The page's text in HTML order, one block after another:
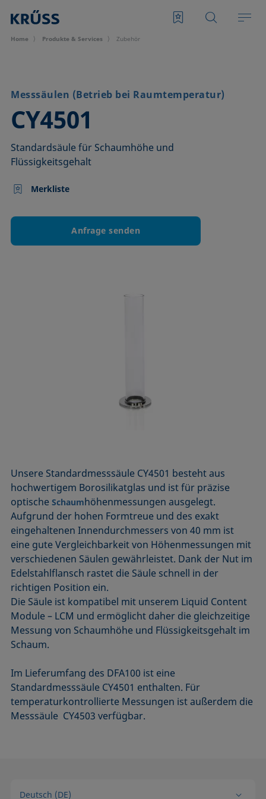
Home Produkte & Services Zubehör
Messsäulen (Betrieb bei Raumtemperatur)
CY4501
–
Standardsäule für Schaumhöhe und
Flüssigkeitsgehalt
Merkliste
Anfrage senden
Unsere Standardmesssäule CY4501 besteht aus
hochwertigem Borosilikatglas und ist für präzise
optischeSchaum­höhenmessungen ausgelegt.
Aufgrund der hohen Formtreue und des exakt
eingehaltenen Innendurchmessers von 40 mm ist
eine gute Vergleichbarkeit von Höhenmessungen mit
verschie­denen Säulen gewährleistet. Dank der Nut im
Edelstahlflansch rastet die Säule schnell in der
richtigen Position ein.
Die Säule ist kompatibel mit unserem Liquid Content
Module – LCM und ermöglicht daher die gleichzeitige
Messung von Schaumhöhe und Flüssigkeitsgehalt im
Schaum.
Im Lieferumfang des DFA100 ist eine
Standardmesssäule CY4501 enthalten. Für
temperaturkontrollierte Messungen ist außerdem die
Messsäule CY4503 verfügbar.
Deutsch (DE)